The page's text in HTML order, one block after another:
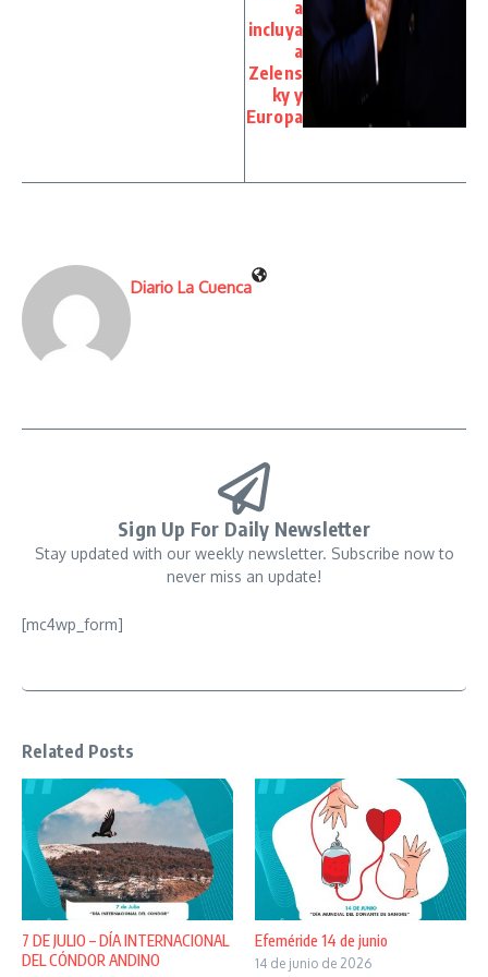
a
incluya
a
Zelens
ky y
Europa
Diario La Cuenca
Sign Up For Daily Newsletter
Stay updated with our weekly newsletter. Subscribe now to
never miss an update!
[mc4wp_form]
Related Posts
7 DE JULIO – DÍA INTERNACIONAL
DEL CÓNDOR ANDINO
Efeméride 14 de junio
14 de junio de 2026